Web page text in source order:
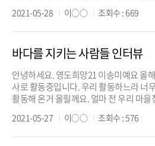
주변에서 동시에 진행하였습니다. 휴일
지원하고자 함께해주신 청소년길잡이 선
이었습니다 . 작년에 이어 기꺼이 결심해
2021-05-28 이○○ 조회수 : 669
바다를 지키는 사람들 인터뷰
안녕하세요. 영도희망21 이송미예요 올
사로 활동중입니다. 우리 활동하느라 너
활동해 온거 올릴께요. 얼마 전 우리 마
다 기사님이 기사를 내주셨네요. 인터뷰
제야 올려봅니다.^^ 좋은 하루 되세요. [
2021-05-27 이○○ 조회수 : 576